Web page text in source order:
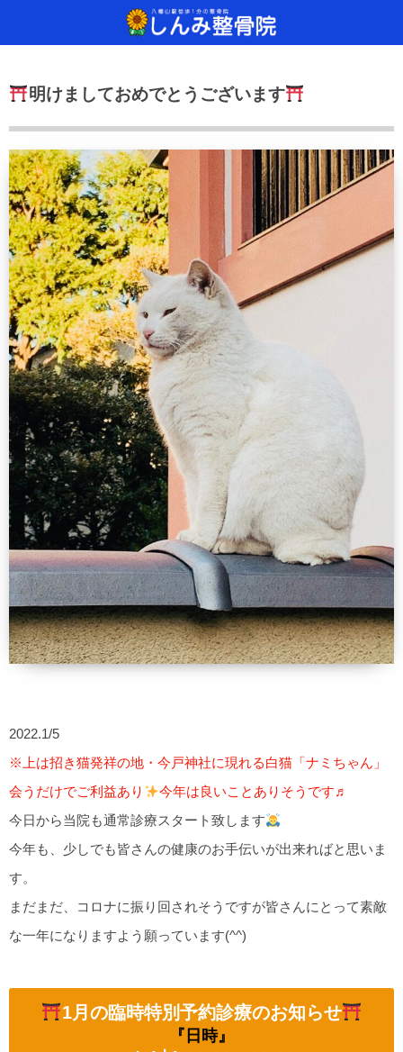
明けましておめでとうございます
2022.1/5
※上は招き猫発祥の地・今戸神社に現れる白猫「ナミちゃん」
会うだけでご利益あり
今年は良いことありそうです♬
今日から当院も通常診療スタート致します
今年も、少しでも皆さんの健康のお手伝いが出来ればと思いま
す。
まだまだ、コロナに振り回されそうですが皆さんにとって素敵
な一年になりますよう願っています(^^)
1月の臨時特別予約診療のお知らせ
『日時』
しんみ整骨院へようこそ
ご来院から施術、その後の流れ
通常予約・自費診療について
どんな治療をするの？
腰が痛い！腰
肩が痛い！肩
超音波治療器
レーザー光線
交流高圧電界